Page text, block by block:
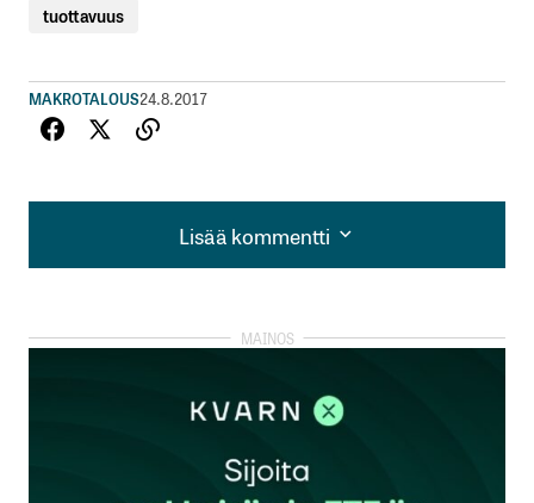
tuottavuus
MAKROTALOUS24.8.2017
Lisää kommentti
Lisää kommentti
kirjautua
rekisteröityä